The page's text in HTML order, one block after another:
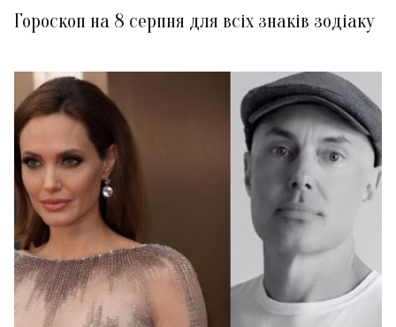
Гороскоп на 8 серпня для всіх знаків зодіаку